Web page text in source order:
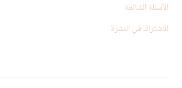
الأسئلة الشائعة
الاشتراك في النشرة